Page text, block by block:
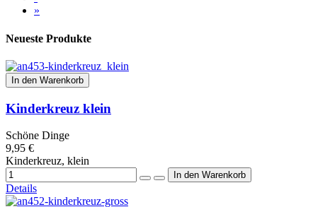
»
Neueste Produkte
In den Warenkorb
Kinderkreuz klein
Schöne Dinge
9,95 €
Kinderkreuz, klein
Details